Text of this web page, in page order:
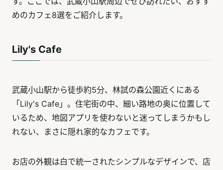
めのカフェ8選をご紹介します。
Lily's Cafe
武蔵小山駅から徒歩約5分、林試の森公園近くにある
「Lily's Cafe」。住宅街の中、細い路地の奥に位置して
いるため、地図アプリを使わないと迷ってしまうかもし
れない、まさに隠れ家的なカフェです。
お店の外観は白で統一されたシンプルなデザインで、店